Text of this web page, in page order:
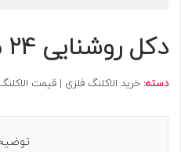
دکل روشنایی 24 متری
دسته: خرید الاکلنگ فلزی | قیمت الاکلنگ